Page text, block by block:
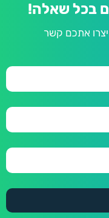
בכל שאלה!
יצרו אתכם קשר